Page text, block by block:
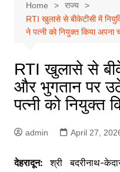
Home
राज्य
RTI खुलासे से बीकेटीसी में
ने पत्नी को नियुक्त किया अपना
RTI खुलासे से
और भुगतान पर उठे
पत्नी को नियुक्त
admin April 27,
देहरादून: श्री बदरीनाथ-